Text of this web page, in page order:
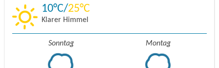
10 25
Klarer Himmel
Sonntag Montag